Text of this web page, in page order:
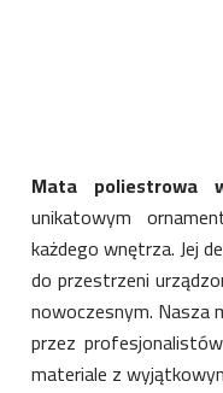
Mata poliestrowa
unikatowym
każdego wnętrza. Jej
do przestrzeni
nowoczesnym. Nasza
przez
materiale z